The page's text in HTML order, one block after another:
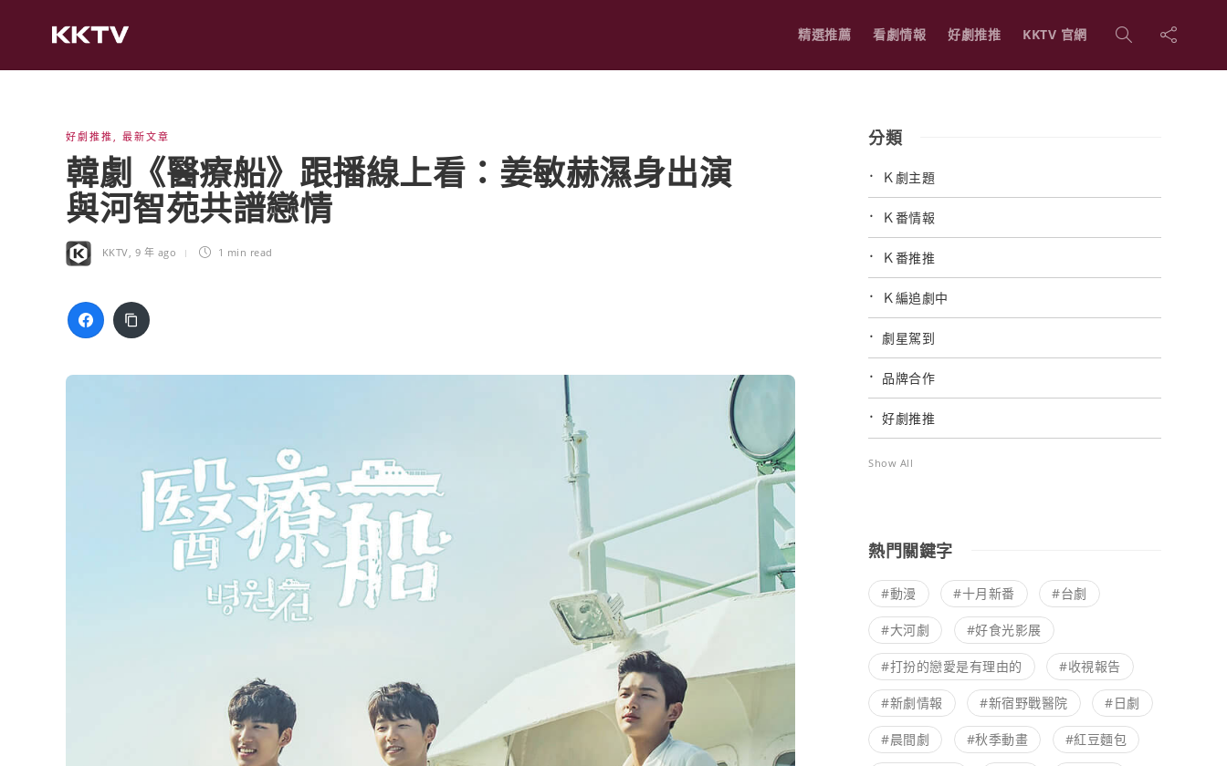
精選推薦 看劇情報 好劇推推 KKTV 官網
好劇推推, 最新文章
韓劇《醫療船》跟播線上看：姜敏赫濕身出演
與河智苑共譜戀情
KKTV 9 年 ago 1 min read
分類
Ｋ劇主題
Ｋ番情報
Ｋ番推推
Ｋ編追劇中
劇星駕到
品牌合作
好劇推推
Show All
熱門關鍵字
#動漫 #十月新番 #台劇
#大河劇 #好食光影展
#打扮的戀愛是有理由的 #收視報告
#新劇情報 #新宿野戰醫院 #日劇
#晨間劇 #秋季動畫 #紅豆麵包